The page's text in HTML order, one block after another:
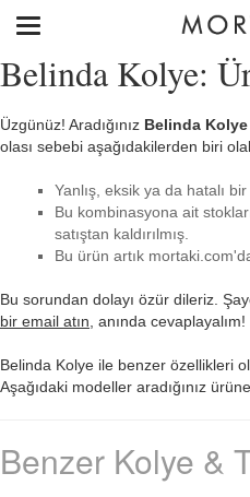
Belinda Kolye:
Üzgünüz! Aradığınız Belinda Kolye
olası sebebi aşağıdakilerden biri
Yanlış, eksik ya da hatalı bir
Bu kombinasyona ait
satıştan kaldırılmış.
Bu ürün artık
Bu sorundan dolayı özür dileriz.
bir email atın , anında cevaplayalım!
Belinda Kolye ile benzer özellikleri
Aşağıdaki modeller aradığınız
Benzer Kolye &